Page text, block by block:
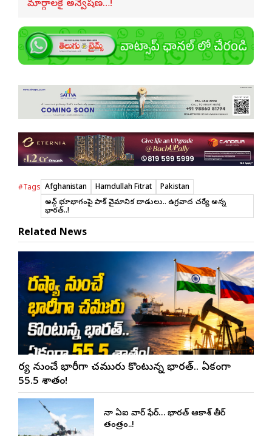
మార్గాలకై అన్వేషణ…!
#Tags Afghanistan Hamdullah Fitrat
Pakistan
అఫ్గాన్ భూభాగంపై పాక్ వైమానిక దాడులు.. ఉగ్రవాద చర్యే అన్న
భారత్..!
Related News
రష్యా నుంచే భారీగా చమురు కొంటున్న భారత్.. ఏకంగా
55.5 శాతం!
చైనా ఏఐ వార్ ఫేర్… భారత్ ఆకాశ్ తీర్
తంత్రం..!